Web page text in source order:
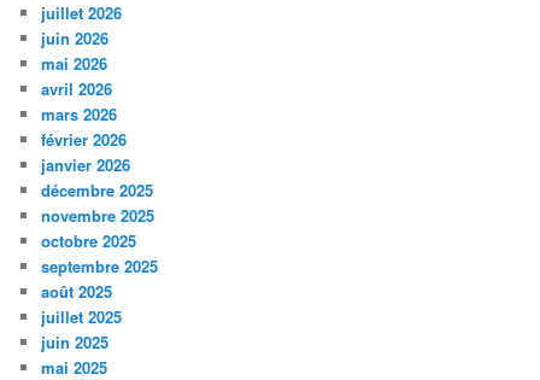
juillet 2026
juin 2026
mai 2026
avril 2026
mars 2026
février 2026
janvier 2026
décembre 2025
novembre 2025
octobre 2025
septembre 2025
août 2025
juillet 2025
juin 2025
mai 2025